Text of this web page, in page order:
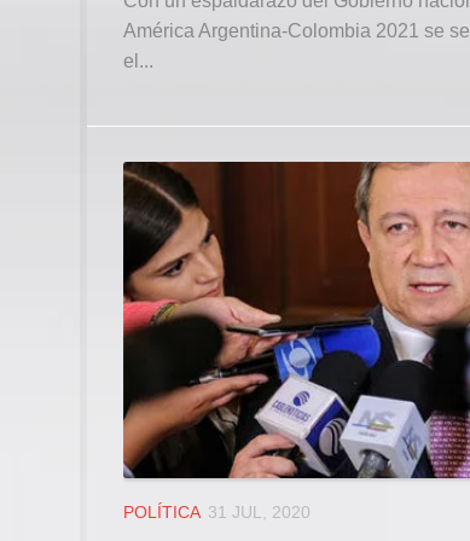
América Argentina-Colombia 2021 se
el...
POLÍTICA 31 JUL, 2020